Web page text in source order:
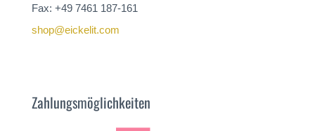
Fax: +49 7461 187-161
shop@eickelit.com
Zahlungsmöglichkeiten